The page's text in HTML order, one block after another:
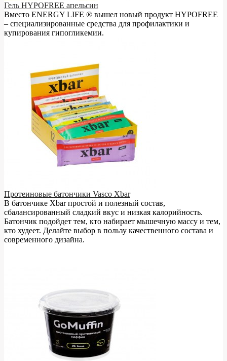
Гель HYPOFREE апельсин
Вместо ENERGY LIFE ® вышел новый продукт HYPOFREE
– cпециализированные средства для профилактики и
купирования гипогликемии.
Протеиновые батончики Vasco Xbar
В батончике Xbar простой и полезный состав,
сбалансированный сладкий вкус и низкая калорийность.
Батончик подойдет тем, кто набирает мышечную массу и тем,
кто худеет. Делайте выбор в пользу качественного состава и
современного дизайна.